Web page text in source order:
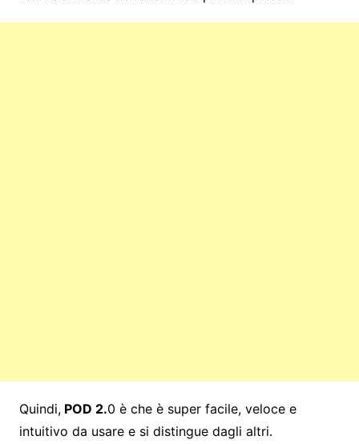
Quindi,POD 2.0 è che è super facile, veloce e
intuitivo da usare e si distingue dagli altri.